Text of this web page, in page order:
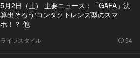
5月2日（土） 主要ニュース：「GAFA」決
算出そろう/コンタクトレンズ型のスマ
ホ！？ 他
ライフスタイル 54